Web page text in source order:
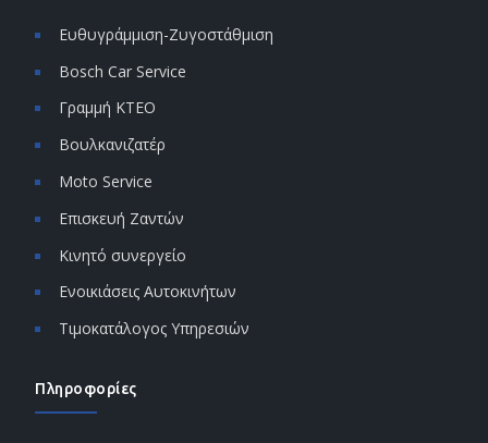
Ευθυγράμμιση-Ζυγοστάθμιση
Bosch Car Service
Γραμμή ΚΤΕΟ
Βουλκανιζατέρ
Moto Service
Επισκευή Ζαντών
Κινητό συνεργείο
Ενοικιάσεις Αυτοκινήτων
Τιμοκατάλογος Υπηρεσιών
Πληροφορίες